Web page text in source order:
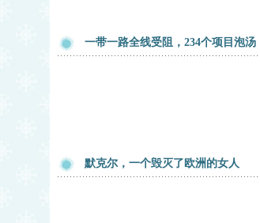
一带一路全线受阻，234个项目泡汤
默克尔，一个毁灭了欧洲的女人